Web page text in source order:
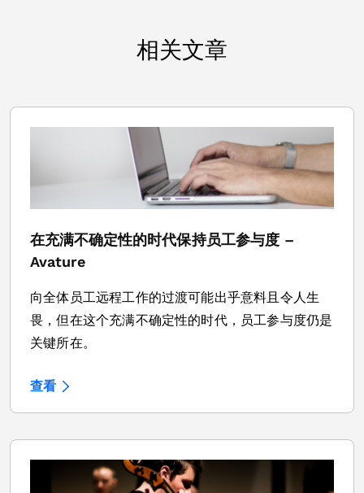
相关文章
在充满不确定性的时代保持员工参与度 –
Avature
向全体员工远程工作的过渡可能出乎意料且令人生
畏，但在这个充满不确定性的时代，员工参与度仍是
关键所在。
查看